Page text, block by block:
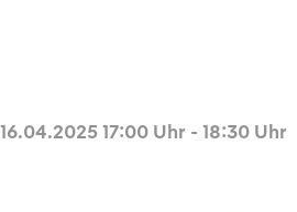
16.04.2025 17:00 Uhr - 18:30 Uhr